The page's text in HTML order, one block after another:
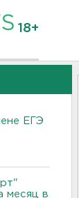
18+
ЕГЭ
месяц в